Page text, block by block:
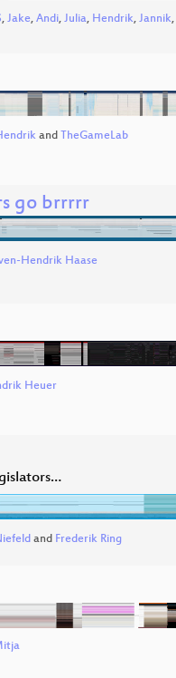
, Jake, Andi, Julia, Hendrik, Jannik,
and TheGameLab
go brrrrr
Hendrik Haase
Heuer
and Frederik Ring